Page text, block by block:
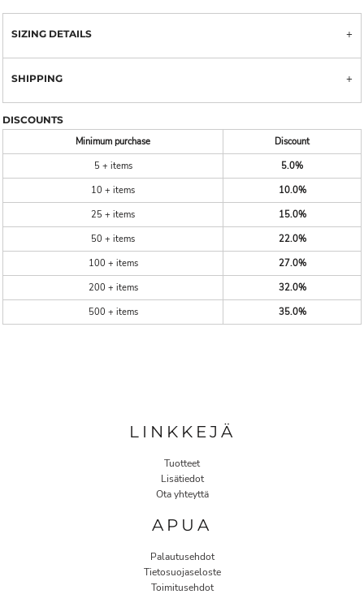
SIZING DETAILS
SHIPPING
DISCOUNTS
Minimum purchase
Discount
5 + items
5.0%
10 + items
10.0%
25 + items
15.0%
50 + items
22.0%
100 + items
27.0%
200 + items
32.0%
500 + items
35.0%
LINKKEJÄ
Tuotteet
Lisätiedot
Ota yhteyttä
APUA
Palautusehdot
Tietosuojaseloste
Toimitusehdot